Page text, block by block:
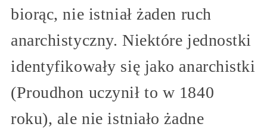
biorąc, nie istniał żaden ruch
anarchistyczny. Niektóre jednostki
identyfikowały się jako anarchistki
(Proudhon uczynił to w 1840
roku), ale nie istniało żadne